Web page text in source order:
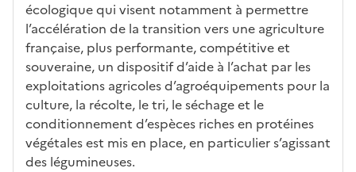
écologique qui visent notamment à permettre
l’accélération de la transition vers une agriculture
française, plus performante, compétitive et
souveraine, un dispositif d’aide à l’achat par les
exploitations agricoles d’agroéquipements pour la
culture, la récolte, le tri, le séchage et le
conditionnement d’espèces riches en protéines
végétales est mis en place, en particulier s’agissant
des légumineuses.